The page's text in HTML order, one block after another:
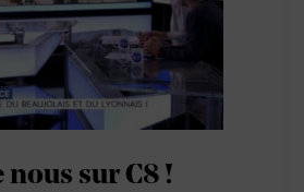
nous sur C8 !